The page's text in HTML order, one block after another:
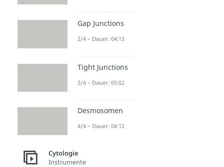
Gap Junctions
2/4 – Dauer: 04:13
Tight Junctions
3/4 – Dauer: 05:02
Desmosomen
4/4 – Dauer: 04:12
Cytologie
Instrumente